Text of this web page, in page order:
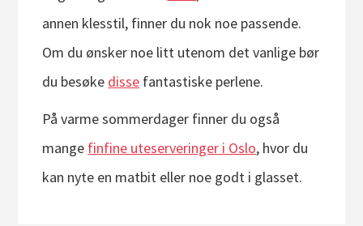
annen klesstil, finner du nok noe passende.
Om du ønsker noe litt utenom det vanlige bør
du besøke disse fantastiske perlene.
På varme sommerdager finner du også
mange finfine uteserveringer i Oslo, hvor du
kan nyte en matbit eller noe godt i glasset.